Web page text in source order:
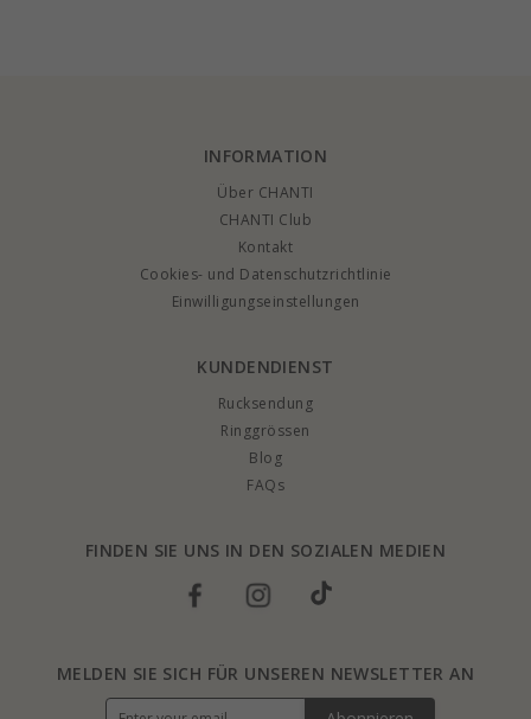
INFORMATION
Über CHANTI
CHANTI Club
Kontakt
Cookies- und Datenschutzrichtlinie
Einwilligungseinstellungen
KUNDENDIENST
Rucksendung
Ringgrössen
Blog
FAQs
FINDEN SIE UNS IN DEN SOZIALEN MEDIEN
MELDEN SIE SICH FÜR UNSEREN NEWSLETTER AN